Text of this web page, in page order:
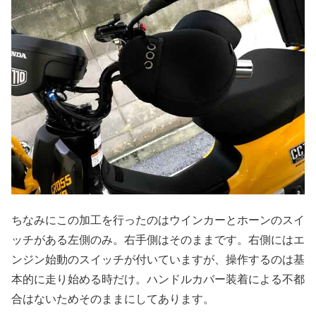
ちなみにこの加工を行ったのはウインカーとホーンのスイ
ッチがある左側のみ。右手側はそのままです。右側にはエ
ンジン始動のスイッチが付いていますが、操作するのは基
本的に走り始める時だけ。ハンドルカバー装着による不都
合はないためそのままにしてあります。